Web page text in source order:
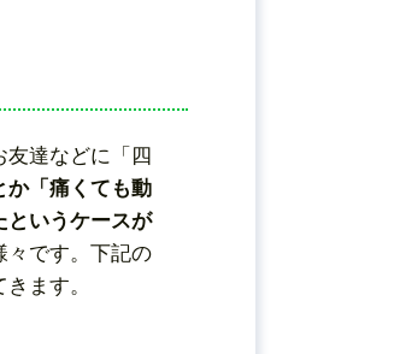
友達などに「四
か「痛くても動
というケースが
々です。下記の
ます。